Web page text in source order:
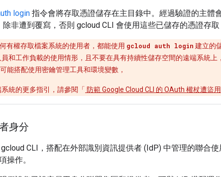
login 指令會將存取憑證儲存在主目錄中。經過驗證的主體
非遭到覆寫，否則 gcloud CLI 會使用這些已儲存的憑證存取
何有權存取檔案系統的使用者，都能使用 gcloud auth login 建立的
和工作負載的使用情形，且不要在具有持續性儲存空間的遠端系統上
能搭配使用密鑰管理工具和環境變數，
統的更多指引，請參閱「 防範 Google Cloud CLI 的 OAuth 權杖遭盜用
身分
CLI，搭配在外部識別資訊提供者 (IdP) 中管理的聯合
操作。